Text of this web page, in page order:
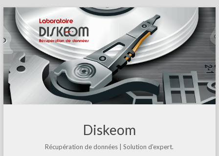
Skip
to
content
Diskeom
Récupération de données | Solution d'expert.